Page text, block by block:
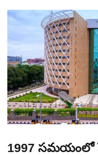
1997 సమయంలో